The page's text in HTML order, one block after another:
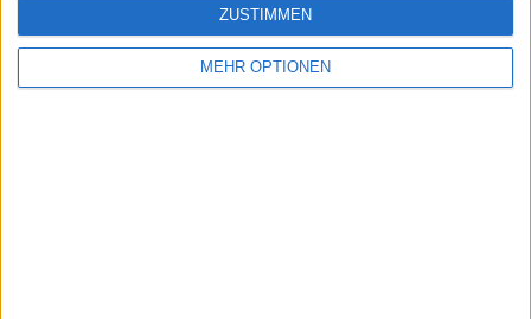
MEHR OPTIONEN
ZUSTIMMEN